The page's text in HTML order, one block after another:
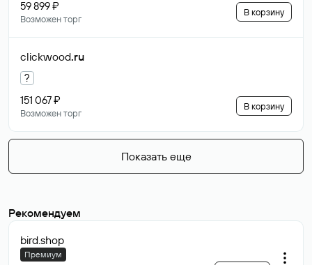
59 899 ₽
Возможен торг
В корзину
clickwood.ru
?
151 067 ₽
Возможен торг
В корзину
Показать еще
Рекомендуем
bird.shop
Премиум